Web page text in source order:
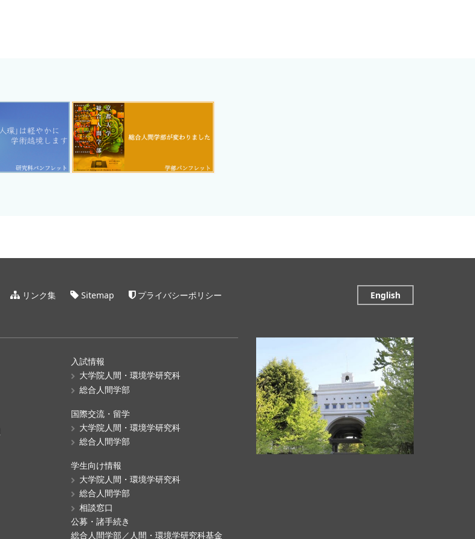
リンク集 Sitemap プライバシーポリシー English
入試情報
大学院人間・環境学研究科
総合人間学部
国際交流・留学
大学院人間・環境学研究科
総合人間学部
学生向け情報
大学院人間・環境学研究科
総合人間学部
相談窓口
公募・諸手続き
総合人間学部／人間・環境学研究科基金